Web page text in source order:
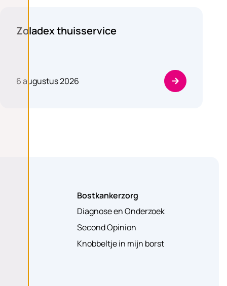
Zoladex thuisservice
6 augustus 2026
Bostkankerzorg
Diagnose en Onderzoek
Second Opinion
Knobbeltje in mijn borst